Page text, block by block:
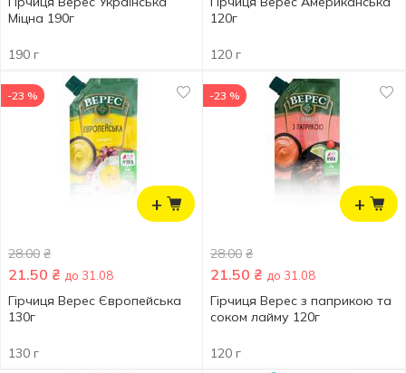
Міцна 190г
190 г
120г
120 г
+
-23 %
28.00 ₴
21.50 ₴ до 31.08
Гірчиця Верес Європейська
130г
130 г
+
-23 %
28.00 ₴
21.50 ₴ до 31.08
Гірчиця Верес з паприкою та
соком лайму 120г
120 г